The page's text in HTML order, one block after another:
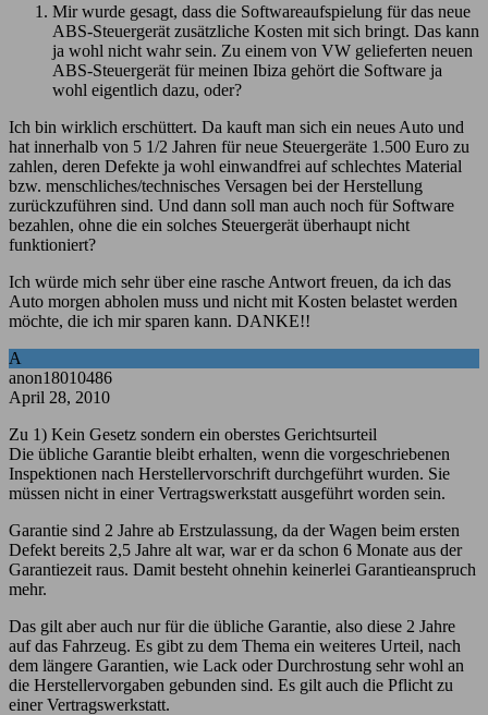
Mir wurde gesagt, dass die Softwareaufspielung für das neue
ABS-Steuergerät zusätzliche Kosten mit sich bringt. Das kann
ja wohl nicht wahr sein. Zu einem von VW gelieferten neuen
ABS-Steuergerät für meinen Ibiza gehört die Software ja
wohl eigentlich dazu, oder?
Ich bin wirklich erschüttert. Da kauft man sich ein neues Auto und
hat innerhalb von 5 1/2 Jahren für neue Steuergeräte 1.500 Euro zu
zahlen, deren Defekte ja wohl einwandfrei auf schlechtes Material
bzw. menschliches/technisches Versagen bei der Herstellung
zurückzuführen sind. Und dann soll man auch noch für Software
bezahlen, ohne die ein solches Steuergerät überhaupt nicht
funktioniert?
Ich würde mich sehr über eine rasche Antwort freuen, da ich das
Auto morgen abholen muss und nicht mit Kosten belastet werden
möchte, die ich mir sparen kann. DANKE!!
A
anon18010486
April 28, 2010
Zu 1) Kein Gesetz sondern ein oberstes Gerichtsurteil
Die übliche Garantie bleibt erhalten, wenn die vorgeschriebenen
Inspektionen nach Herstellervorschrift durchgeführt wurden. Sie
müssen nicht in einer Vertragswerkstatt ausgeführt worden sein.
Garantie sind 2 Jahre ab Erstzulassung, da der Wagen beim ersten
Defekt bereits 2,5 Jahre alt war, war er da schon 6 Monate aus der
Garantiezeit raus. Damit besteht ohnehin keinerlei Garantieanspruch
mehr.
Das gilt aber auch nur für die übliche Garantie, also diese 2 Jahre
auf das Fahrzeug. Es gibt zu dem Thema ein weiteres Urteil, nach
dem längere Garantien, wie Lack oder Durchrostung sehr wohl an
die Herstellervorgaben gebunden sind. Es gilt auch die Pflicht zu
einer Vertragswerkstatt.